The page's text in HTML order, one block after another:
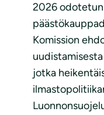
2026
Komission
jotka